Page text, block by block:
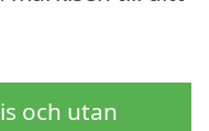
och utan